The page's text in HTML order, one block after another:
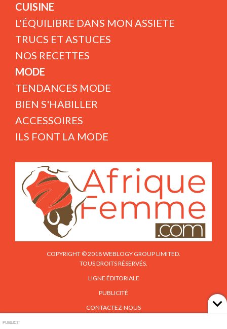
CUISINE
L'ÉQUILIBRE DANS MON ASSIETE
TRUCS ET ASTUCES
NOS RECETTES
MODE
TENDANCES MODE
BIEN S'HABILLER
ACCESSOIRES
ILS FONT LA MODE
COPYRIGHT © 2018 WEBLOGY GROUP LIMITED.
TOUS DROITS RÉSERVÉS.
LIGNE ÉDITORIALE
PUBLICITÉ
CONTACTEZ-NOUS
PUBLICIT